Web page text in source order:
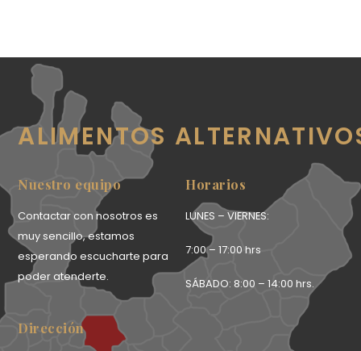
ALIMENTOS
Nuestro equipo
Contactar con nosotros es
muy sencillo, estamos
esperando escucharte para
poder atenderte.
Horarios
LUNES – VIERNES:
7:00 – 17:00 hrs
SÁBADO: 8:00 – 14:00 hrs.
Dirección